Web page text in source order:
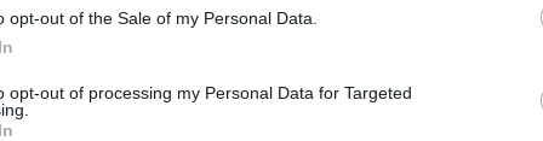
opt-out of the Sale of my Personal Data.
opt-out of processing my Personal Data for Targeted
40-
18 0 0 6-